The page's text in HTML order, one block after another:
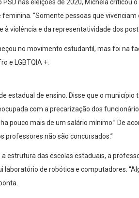
nas eleições de 2020, Michela criticou
“Somente pessoas que
violência e da representatividade dos
no movimento estudantil, mas foi na
e LGBTQIA +.
estadual de ensino. Disse que o
com a precarização dos
pouco mais de um salário mínimo.” De
professores não são concursados.”
estrutura das escolas estaduais, a
laboratório de robótica e computadores.